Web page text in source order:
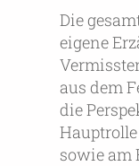
Die
eigene
aus dem
die
sowie am